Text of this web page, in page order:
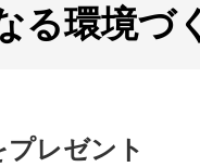
る環境づ
レゼント